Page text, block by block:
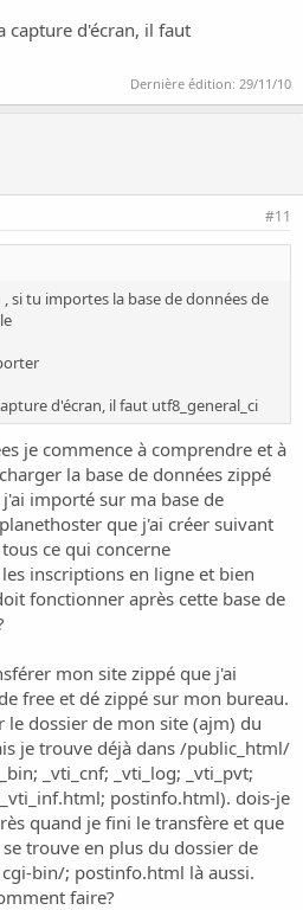
capture d'écran, il faut
Dernière édition: 29/11/10
#11
si tu importes la base de données de
d'écran, il faut utf8_general_ci
je commence à comprendre et à
la base de données zippé
importé sur ma base de
que j'ai créer suivant
ce qui concerne
inscriptions en ligne et bien
fonctionner après cette base de
mon site zippé que j'ai
free et dé zippé sur mon bureau.
le dossier de mon site (ajm) du
je trouve déjà dans /public_html/
_vti_cnf; _vti_log; _vti_pvt;
_vti_inf.html; postinfo.html). dois-je
quand je fini le transfère et que
trouve en plus du dossier de
bin/; postinfo.html là aussi.
faire?